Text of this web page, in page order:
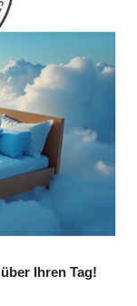
Ihren Tag!